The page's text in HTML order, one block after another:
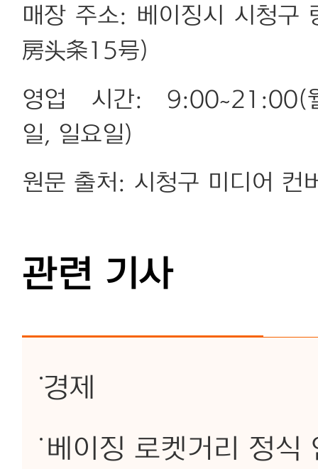
매장 주소: 베이징시 시청구
房头条15号)
영업 시간: 9:00~21:00(
일, 일요일)
원문 출처: 시청구 미디어 컨
관련 기사
경제
베이징 로켓거리 정식